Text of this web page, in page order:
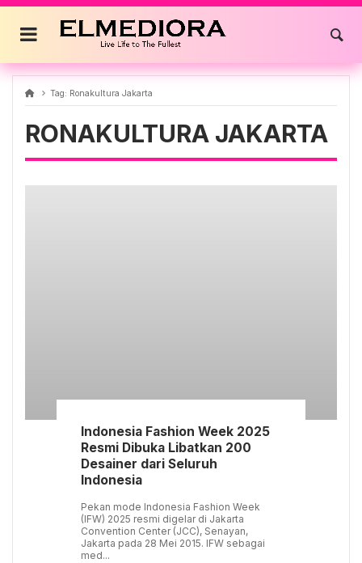
Skip
content
Tag: Ronakultura Jakarta
RONAKULTURA JAKARTA
Indonesia Fashion Week 2025
Resmi Dibuka Libatkan 200
Desainer dari Seluruh
Indonesia
Pekan mode Indonesia Fashion Week
(IFW) 2025 resmi digelar di Jakarta
Convention Center (JCC), Senayan,
Jakarta pada 28 Mei 2015. IFW sebagai
med...